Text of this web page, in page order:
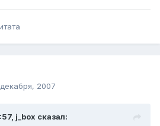
2007
j_box сказал: